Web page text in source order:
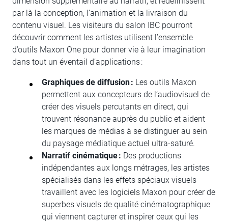
par là la conception, l’animation et la livraison du
contenu visuel. Les visiteurs du salon IBC pourront
découvrir comment les artistes utilisent l’ensemble
d’outils Maxon One pour donner vie à leur imagination
dans tout un éventail d’applications :
Graphiques de diffusion : Les outils Maxon
permettent aux concepteurs de l’audiovisuel de
créer des visuels percutants en direct, qui
trouvent résonance auprès du public et aident
les marques de médias à se distinguer au sein
du paysage médiatique actuel ultra-saturé.
Narratif cinématique : Des productions
indépendantes aux longs métrages, les artistes
spécialisés dans les effets spéciaux visuels
travaillent avec les logiciels Maxon pour créer de
superbes visuels de qualité cinématographique
qui viennent capturer et inspirer ceux qui les